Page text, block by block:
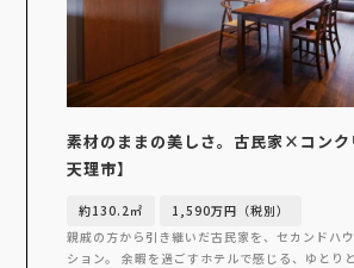
素材のままの美しさ。古民家×コンク
天理市】
約130.2㎡
1,590万円（税別）
親戚の方から引き継いだ古民家を、セカンドハ
ション。 余暇を過ごすホテルで感じる、ゆとり